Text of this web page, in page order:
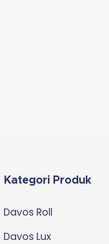
Kategori Produk
Davos Roll
Davos Lux